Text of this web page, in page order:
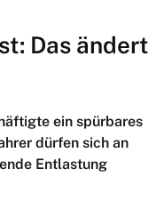
Das ändert
ein spürbares
dürfen sich an
Entlastung